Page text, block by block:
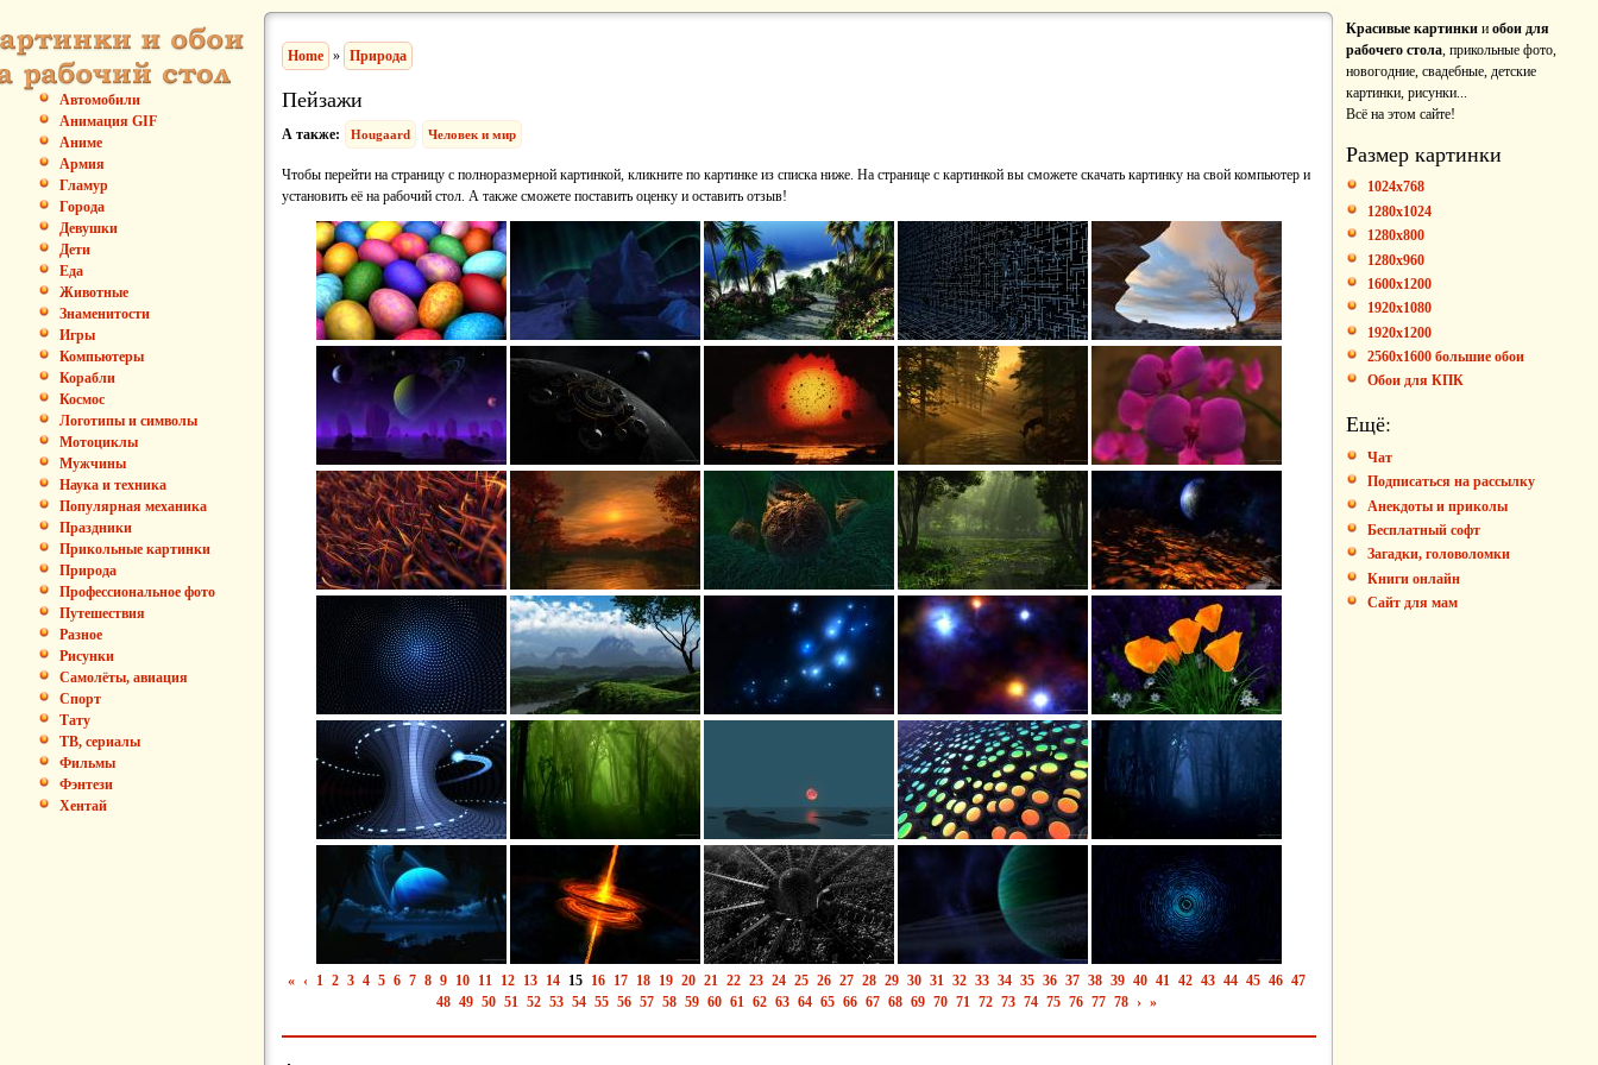
Автомобили
Анимация GIF
Аниме
Армия
Гламур
Города
Девушки
Дети
Еда
Животные
Знаменитости
Игры
Компьютеры
Корабли
Космос
Логотипы и символы
Мотоциклы
Мужчины
Наука и техника
Популярная механика
Праздники
Прикольные картинки
Природа
Профессиональное фото
Путешествия
Разное
Рисунки
Самолёты, авиация
Спорт
Тату
ТВ, сериалы
Фильмы
Фэнтези
Хентай
Home » Природа
Пейзажи
А также: Hougaard Человек и мир
Чтобы перейти на страницу с полноразмерной картинкой, кликните по картинке из списка ниже. На странице с картинкой вы сможете скачать картинку на свой компьютер и
установить её на рабочий стол. А также сможете поставить оценку и оставить отзыв!
« ‹ 1 2 3 4 5 6 7 8 9 10 11 12 13 14 15 16 17 18 19 20 21 22 23 24 25 26 27 28 29 30 31 32 33 34 35 36 37 38 39 40 41 42 43 44 45 46 47
48 49 50 51 52 53 54 55 56 57 58 59 60 61 62 63 64 65 66 67 68 69 70 71 72 73 74 75 76 77 78 › »
Красивые картинки и обои для
рабочего стола, прикольные фото,
новогодние, свадебные, детские
картинки, рисунки...
Всё на этом сайте!
Размер картинки
1024x768
1280x1024
1280x800
1280x960
1600x1200
1920x1080
1920x1200
2560x1600 большие обои
Обои для КПК
Ещё:
Чат
Подписаться на рассылку
Анекдоты и приколы
Бесплатный софт
Загадки, головоломки
Книги онлайн
Сайт для мам